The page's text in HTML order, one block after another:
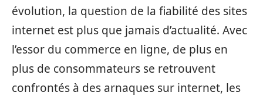
évolution, la question de la fiabilité des sites
internet est plus que jamais d’actualité. Avec
l’essor du commerce en ligne, de plus en
plus de consommateurs se retrouvent
confrontés à des arnaques sur internet, les